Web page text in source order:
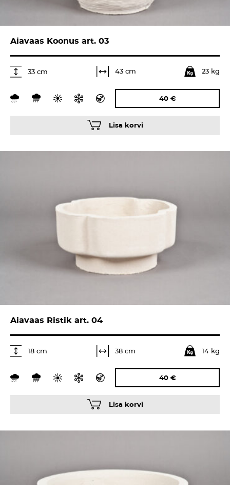
Aiavaas Koonus art. 03
33 cm 43 cm 23 kg
40 €
Lisa korvi
Aiavaas Ristik art. 04
18 cm 38 cm 14 kg
40 €
Lisa korvi